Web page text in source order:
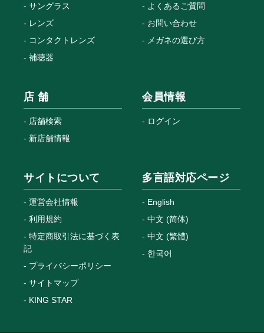
サングラス
レンズ
コンタクトレンズ
補聴器
よくあるご質問
お問い合わせ
メガネの選び方
店 舗
店舗検索
新店舗情報
会員情報
ログイン
サイトについて
運営会社情報
利用規約
特定商取引法に基づく表
記
プライバシーポリシー
サイトマップ
KING STAR
多言語対応ページ
English
中文 (简体)
中文 (繁體)
한국어